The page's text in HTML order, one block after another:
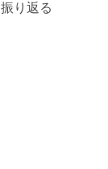
り返る